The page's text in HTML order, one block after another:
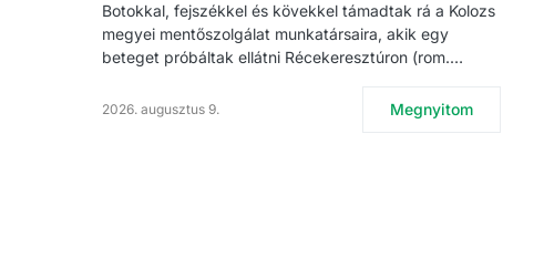
Botokkal, fejszékkel és kövekkel támadtak rá a Kolozs
megyei mentőszolgálat munkatársaira, akik egy
beteget próbáltak ellátni Récekeresztúron (rom.…
2026. augusztus 9. Megnyitom